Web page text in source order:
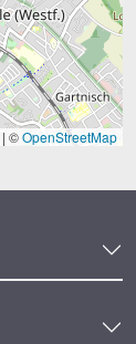
| ©OpenStreetMap